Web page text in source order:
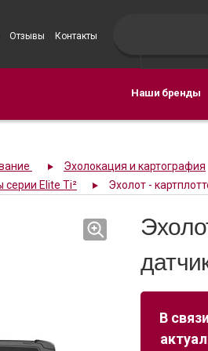
Отзывы Контакты
Наши бренды
Эхолокация и картография
серии Elite Ti²
Эхолот -
В